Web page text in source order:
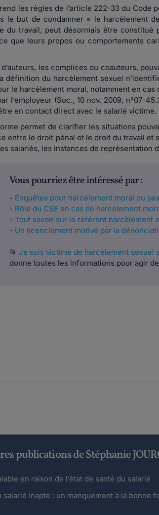
les règles de l’article 222-33 du Code
le but de condamner « le harcèlement
du travail, peut désormais être
que leurs propos ou comportements
les complices ou coauteurs,
définition du harcèlement sexuel
le harcèlement moral, notamment en
l’employeur (Soc., 10 nov. 2009, n°07-
en contact direct avec le salarié victime.
permet de clarifier les situations
entre le droit pénal et le droit du travail et
salariés, les instances de représentation
Vous pourriez être intéressé par :
- Enquêtes pour harcèlement moral ou
- Rôle du CSE en cas de harcèlement
- Tout savoir sur le référent harcèlement
- Un licenciement motivé par la
📂 Je suis victime de harcèlement sexuel
donne toutes les informations pour agir
publications de Stéphanie
en raison de l’état de santé du salarié
inapte : un manquement à la bonne